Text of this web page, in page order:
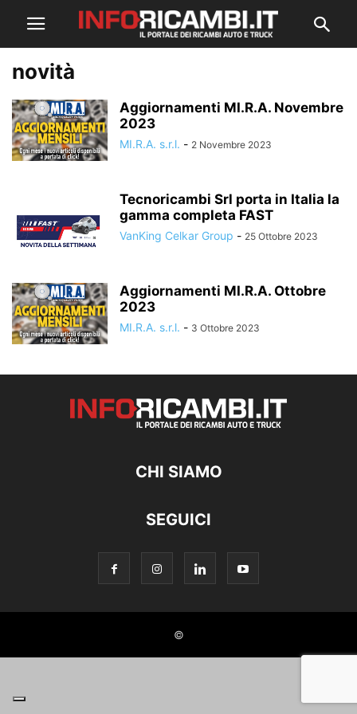
novità
Aggiornamenti MI.R.A. Novembre
2023
MI.R.A. s.r.l. - 2 Novembre 2023
Tecnoricambi Srl porta in Italia la
gamma completa FAST
VanKing Celkar Group - 25 Ottobre 2023
Aggiornamenti MI.R.A. Ottobre
2023
MI.R.A. s.r.l. - 3 Ottobre 2023
CHI SIAMO
SEGUICI
©